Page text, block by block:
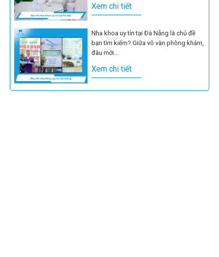
Xem chi tiết
Nha khoa uy tín tại Đà Nẵng là chủ đề
bạn tìm kiếm? Giữa vô vàn phòng khám,
đâu mới...
Xem chi tiết